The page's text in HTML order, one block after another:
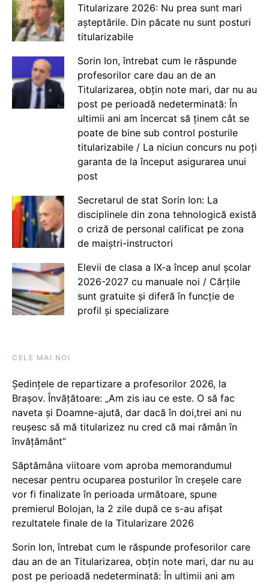
Titularizare 2026: Nu prea sunt mari
așteptările. Din păcate nu sunt posturi
titularizabile
Sorin Ion, întrebat cum le răspunde
profesorilor care dau an de an
Titularizarea, obțin note mari, dar nu au
post pe perioadă nedeterminată: În
ultimii ani am încercat să ținem cât se
poate de bine sub control posturile
titularizabile / La niciun concurs nu poți
garanta de la început asigurarea unui
post
Secretarul de stat Sorin Ion: La
disciplinele din zona tehnologică există
o criză de personal calificat pe zona
de maiștri-instructori
Elevii de clasa a IX-a încep anul școlar
2026-2027 cu manuale noi / Cărțile
sunt gratuite și diferă în funcție de
profil și specializare
CELE MAI NOI
Ședințele de repartizare a profesorilor 2026, la
Brașov. Învățătoare: „Am zis iau ce este. O să fac
naveta și Doamne-ajută, dar dacă în doi,trei ani nu
reușesc să mă titularizez nu cred că mai rămân în
învățământ”
Săptămâna viitoare vom aproba memorandumul
necesar pentru ocuparea posturilor în creșele care
vor fi finalizate în perioada următoare, spune
premierul Bolojan, la 2 zile după ce s-au afișat
rezultatele finale de la Titularizare 2026
Sorin Ion, întrebat cum le răspunde profesorilor care
dau an de an Titularizarea, obțin note mari, dar nu au
post pe perioadă nedeterminată: În ultimii ani am